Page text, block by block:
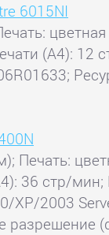
6015NI
цветная
(А4): 12
Печать:
36 стр/
XP/2003
разрешение